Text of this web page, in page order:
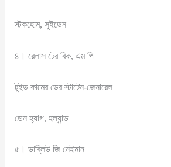
স্টকহোম, সুইডেন
৪। রেলাস টের বিক, এম পি
টুইড কামের ডের স্টাটেন-জেনারেল
ডেন হ্যাগ, হল্যান্ড
৫। ডাব্লিউ জি নেইমান